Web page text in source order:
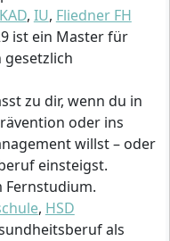
, IU, Fliedner FH
ist ein Master für
gesetzlich
zu dir, wenn du in
oder ins
willst – oder
einsteigst.
Fernstudium.
, HSD
als